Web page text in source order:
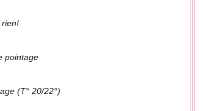
pointage
(T° 20/22°)